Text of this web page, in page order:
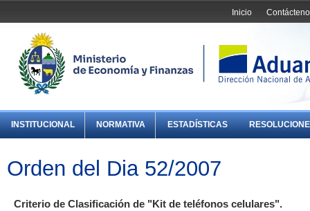
Inicio
INSTITUCIONAL NORMATIVA ESTADÍSTICAS
Orden del Dia 52/2007
Criterio de Clasificación de "Kit de teléfonos celulares".